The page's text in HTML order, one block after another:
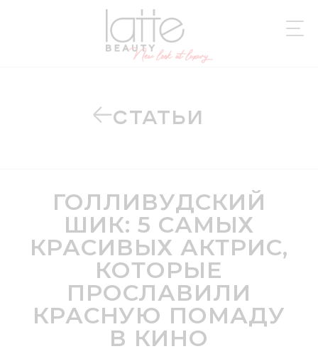
СТАТЬИ
ГОЛЛИВУДСКИЙ
ШИК: 5 САМЫХ
КРАСИВЫХ АКТРИС,
КОТОРЫЕ
ПРОСЛАВИЛИ
КРАСНУЮ ПОМАДУ
В КИНО